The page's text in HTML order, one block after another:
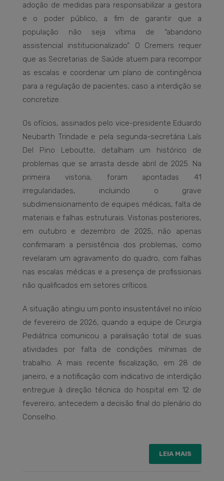
adoção de medidas para responsabilizar a gestora
e o poder público, a fim de garantir que a
população não seja vítima de “abandono
assistencial institucionalizado”. O Cremers requer
que as Secretarias de Saúde atuem para recompor
as escalas e coordenar um plano de contingência
para a regulação de pacientes, caso a interdição se
concretize.
Os ofícios, assinados pelo vice-presidente Eduardo
Neubarth Trindade e pela segunda-secretária Laís
Del Pino Leboutte, detalham um histórico de
problemas que se arrasta desde abril de 2025. Na
primeira vistoria, foram apontadas 41
irregularidades, incluindo o grave
subdimensionamento de equipes médicas, falta de
materiais e falhas estruturais. Vistorias posteriores,
em outubro e dezembro de 2025, não apenas
confirmaram a persistência dos problemas, como
revelaram um agravamento do quadro, com falhas
nas escalas médicas e a presença de profissionais
não qualificados em setores críticos.
A situação atingiu um ponto insustentável no início
de fevereiro de 2026, quando a equipe de Cirurgia
Pediátrica comunicou a paralisação total de suas
atividades por falta de condições mínimas de
trabalho. A mais recente fiscalização, em 28 de
janeiro, e a notificação com indicativo de interdição
entregue à direção técnica do hospital em 12 de
fevereiro, antecedem a decisão final do plenário do
Conselho.
LEIA MAIS